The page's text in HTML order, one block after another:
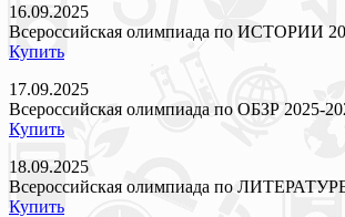
16.09.2025
Всероссийская олимпиада по ИСТОРИИ
Купить
17.09.2025
Всероссийская олимпиада по ОБЗР 2025-
Купить
18.09.2025
Всероссийская олимпиада по
Купить